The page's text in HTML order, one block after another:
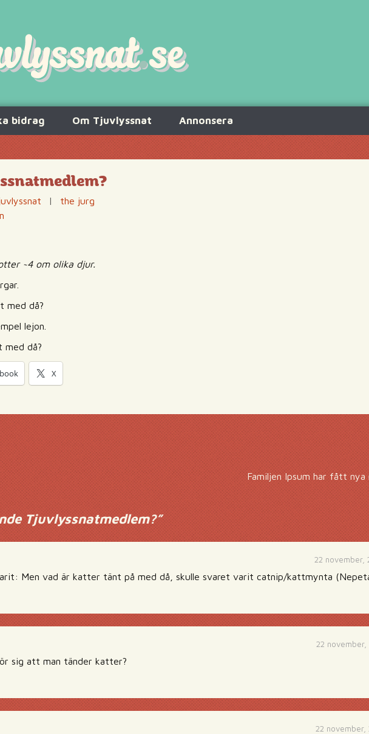
bidrag Om Tjuvlyssnat Annonsera
|
the jurg
~4 om olika djur.
med då?
lejon.
då?
X
Familjen Ipsum har fått nya
Tjuvlyssnatmedlem?”
22 november,
Men vad är katter tänt på med då, skulle svaret varit catnip/kattmynta
22 november,
sig att man tänder katter?
22 november,